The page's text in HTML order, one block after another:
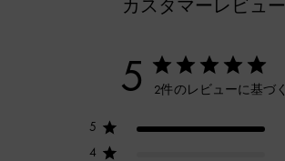
カスタマーレビュー
5 2件のレビューに基づく
5
4